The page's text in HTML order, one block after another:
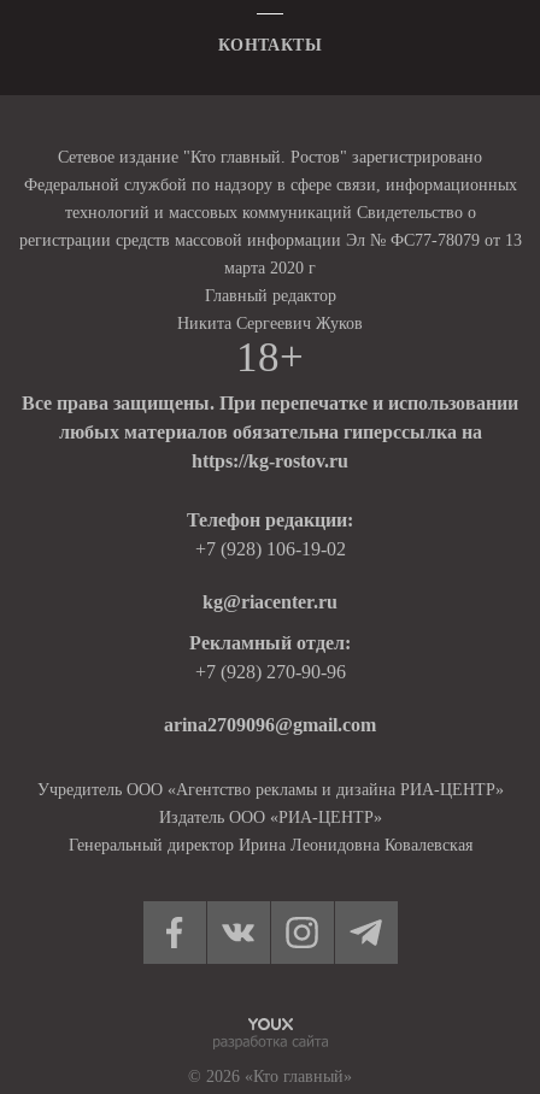
КОНТАКТЫ
Сетевое издание "Кто главный. Ростов" зарегистрировано
Федеральной службой по надзору в сфере связи, информационных
технологий и массовых коммуникаций Свидетельство о
регистрации средств массовой информации Эл № ФС77-78079 от 13
марта 2020 г
Главный редактор
Никита Сергеевич Жуков
18+
Все права защищены. При перепечатке и использовании
любых материалов обязательна гиперссылка на
https://kg-rostov.ru
Телефон редакции:
+7 (928) 106-19-02
kg@riacenter.ru
Рекламный отдел:
+7 (928) 270-90-96
arina2709096@gmail.com
Учредитель ООО «Агентство рекламы и дизайна РИА-ЦЕНТР»
Издатель ООО «РИА-ЦЕНТР»
Генеральный директор Ирина Леонидовна Ковалевская
© 2026 «Кто главный»